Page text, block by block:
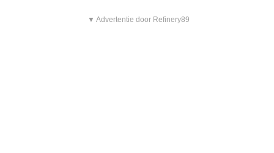
▼ Advertentie door Refinery89